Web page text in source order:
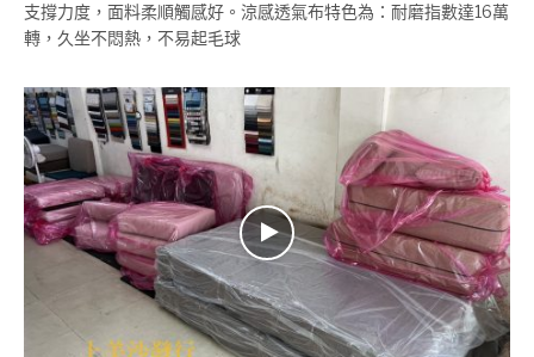
支撐力度，面料柔順觸感好。涼感透氣布特色為：耐磨指數達16萬
轉，久坐不悶熱，不易起毛球